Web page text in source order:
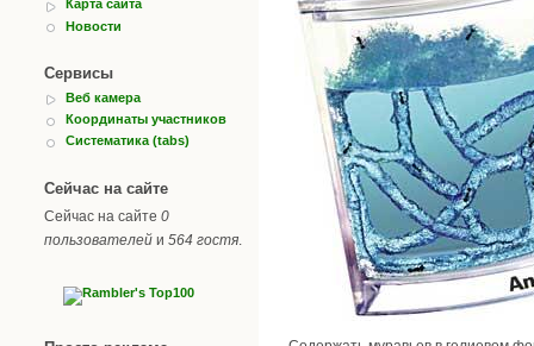
Карта сайта
Новости
Сервисы
Веб камера
Координаты участников
Систематика (tabs)
Сейчас на сайте
Сейчас на сайте 0
пользователей и 564 гостя